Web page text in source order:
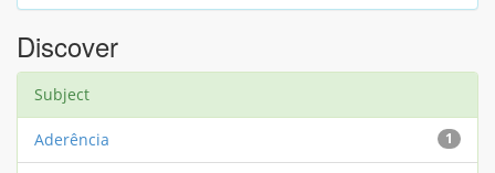
Discover
Subject
1
Aderência